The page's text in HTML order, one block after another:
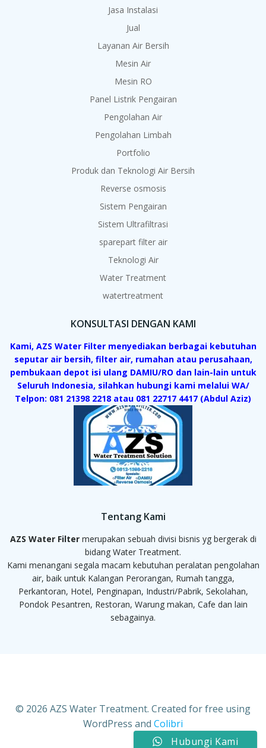
Jasa Instalasi
Jual
Layanan Air Bersih
Mesin Air
Mesin RO
Panel Listrik Pengairan
Pengolahan Air
Pengolahan Limbah
Portfolio
Produk dan Teknologi Air Bersih
Reverse osmosis
Sistem Pengairan
Sistem Ultrafiltrasi
sparepart filter air
Teknologi Air
Water Treatment
watertreatment
KONSULTASI DENGAN KAMI
Kami, AZS Water Filter menyediakan berbagai kebutuhan
seputar air bersih, filter air, rumahan atau perusahaan,
pembukaan depot isi ulang DAMIU/RO dan lain-lain untuk
Seluruh Indonesia, silahkan hubungi kami melalui WA/
Telpon: 081 21398 2218 atau 081 22717 4417 (Abdul Aziz)
Tentang Kami
AZS Water Filtermerupakan sebuah divisi bisnis yg bergerak di
bidang Water Treatment.
Kami menangani segala macam kebutuhan peralatan pengolahan
air, baik untuk Kalangan Perorangan, Rumah tangga,
Perkantoran, Hotel, Penginapan, Industri/Pabrik, Sekolahan,
Pondok Pesantren, Restoran, Warung makan, Cafe dan lain
sebagainya.
© 2026 AZS Water Treatment. Created for free using
WordPress and Colibri
Hubungi Kami